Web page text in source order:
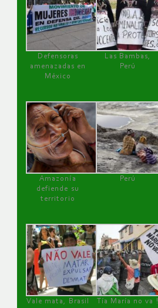
Defensoras
amenazadas en
México
Las Bambas,
Perú
Amazonía
defiende su
territorio
Perú
Vale mata, Brasil
Tía María no va !